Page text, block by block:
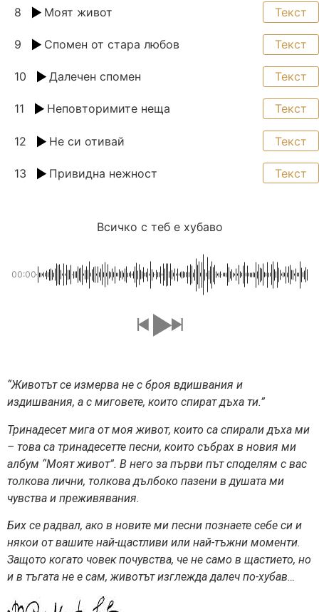
8 Моят живот Текст
9 Спомен от стара любов Текст
10 Далечен спомен Текст
11 Неповторимите неща Текст
12 Не си отивай Текст
13 Привидна нежност Текст
Всичко с теб е хубаво
00:00
“Животът се измерва не с броя вдишвания и
издишвания, а с миговете, които спират дъха ти.”
Тринадесет мига от моя живот, които са спирали дъха ми
– това са тринадесетте песни, които събрах в новия ми
албум “Моят живот”. В него за първи път споделям с вас
толкова лични, толкова дълбоко пазени в душата ми
чувства и преживявания.
Бих се радвал, ако в новите ми песни познаете себе си и
някои от вашите най-щастливи или най-тъжни моменти.
Защото когато човек почувства, че не само в щастието, но
и в тъгата не е сам, животът изглежда далеч по-хубав…